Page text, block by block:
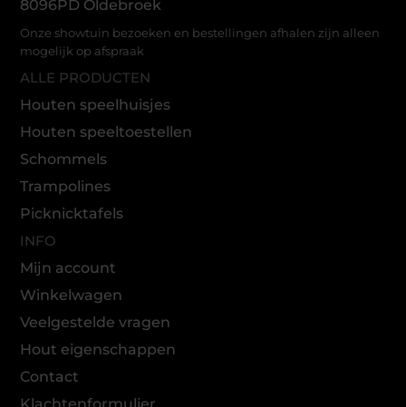
8096PD Oldebroek
Onze showtuin bezoeken en bestellingen afhalen zijn alleen
mogelijk op afspraak
ALLE PRODUCTEN
Houten speelhuisjes
Houten speeltoestellen
Schommels
Trampolines
Picknicktafels
INFO
Mijn account
Winkelwagen
Veelgestelde vragen
Hout eigenschappen
Contact